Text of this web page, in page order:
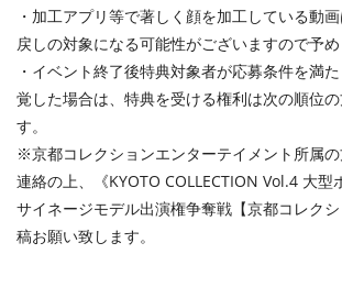
・加工アプリ等で著しく顔を加工している動
戻しの対象になる可能性がございますので予め
・イベント終了後特典対象者が応募条件を満
覚した場合は、特典を受ける権利は次の順位
す。
※京都コレクションエンターテイメント所属
連絡の上、《KYOTO COLLECTION Vol.4 大
サイネージモデル出演権争奪戦【京都コレク
稿お願い致します。